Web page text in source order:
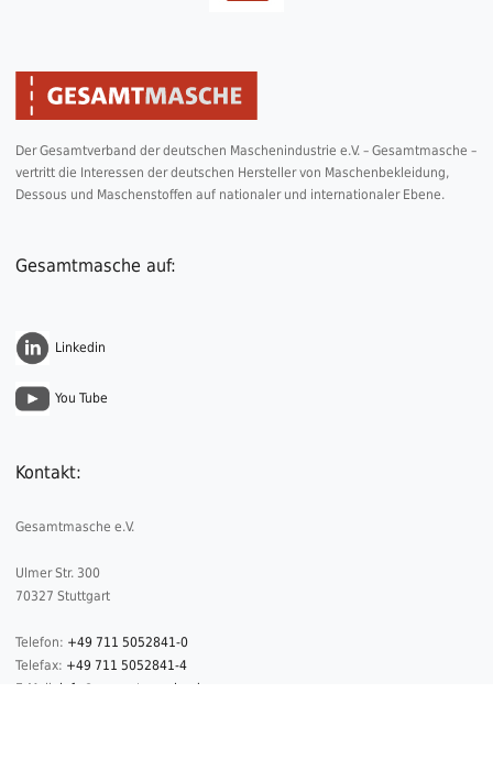
Der Gesamtverband der deutschen Maschenindustrie e.V. – Gesamtmasche –
vertritt die Interessen der deutschen Hersteller von Maschenbekleidung,
Dessous und Maschenstoffen auf nationaler und internationaler Ebene.
Gesamtmasche auf:
Linkedin
You Tube
Kontakt:
Gesamtmasche e.V.
Ulmer Str. 300
70327 Stuttgart
Telefon: +49 711 5052841-0
Telefax: +49 711 5052841-4
E-Mail:
info@gesamtmasche.de